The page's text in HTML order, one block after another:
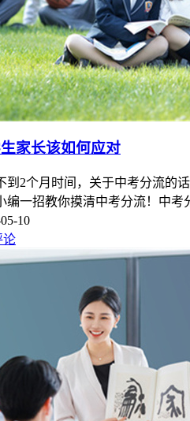
家长该如何应对
到2个月时间，关于中考分流的
编一招教你摸清中考分流！中
10
论